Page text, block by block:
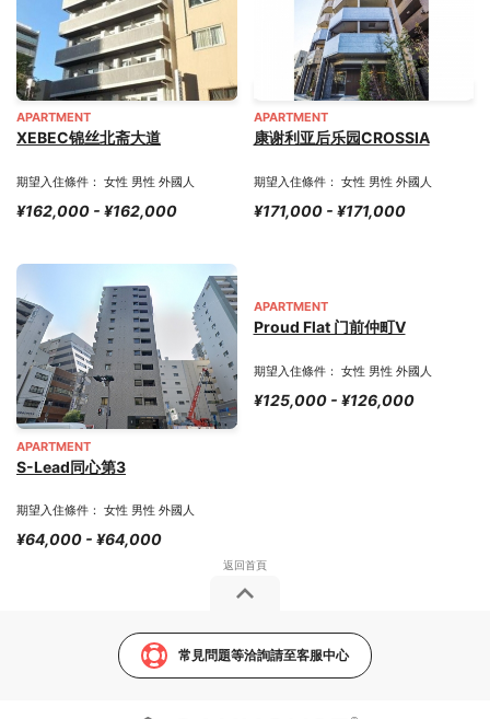
APARTMENT
XEBEC锦丝北斋大道
期望入住條件： 女性 男性 外國人
¥162,000 - ¥162,000
APARTMENT
康谢利亚后乐园CROSSIA
期望入住條件： 女性 男性 外國人
¥171,000 - ¥171,000
APARTMENT
S-Lead同心第3
期望入住條件： 女性 男性 外國人
¥64,000 - ¥64,000
APARTMENT
Proud Flat 门前仲町Ⅴ
期望入住條件： 女性 男性 外國人
¥125,000 - ¥126,000
常見問題等洽詢請至客服中心